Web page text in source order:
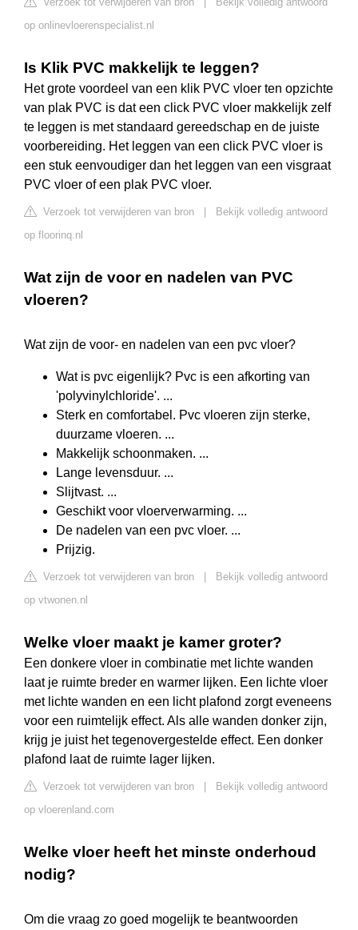
op onlinevloerenspecialist.nl
Is Klik PVC makkelijk te leggen?
Het grote voordeel van een klik PVC vloer ten opzichte
van plak PVC is dat een click PVC vloer makkelijk zelf
te leggen is met standaard gereedschap en de juiste
voorbereiding. Het leggen van een click PVC vloer is
een stuk eenvoudiger dan het leggen van een visgraat
PVC vloer of een plak PVC vloer.
Verzoek tot verwijderen van bron | Bekijk volledig antwoord
op floorinq.nl
Wat zijn de voor en nadelen van PVC
vloeren?
Wat zijn de voor- en nadelen van een pvc vloer?
Wat is pvc eigenlijk? Pvc is een afkorting van
'polyvinylchloride'. ...
Sterk en comfortabel. Pvc vloeren zijn sterke,
duurzame vloeren. ...
Makkelijk schoonmaken. ...
Lange levensduur. ...
Slijtvast. ...
Geschikt voor vloerverwarming. ...
De nadelen van een pvc vloer. ...
Prijzig.
Verzoek tot verwijderen van bron | Bekijk volledig antwoord
op vtwonen.nl
Welke vloer maakt je kamer groter?
Een donkere vloer in combinatie met lichte wanden
laat je ruimte breder en warmer lijken. Een lichte vloer
met lichte wanden en een licht plafond zorgt eveneens
voor een ruimtelijk effect. Als alle wanden donker zijn,
krijg je juist het tegenovergestelde effect. Een donker
plafond laat de ruimte lager lijken.
Verzoek tot verwijderen van bron | Bekijk volledig antwoord
op vloerenland.com
Welke vloer heeft het minste onderhoud
nodig?
Om die vraag zo goed mogelijk te beantwoorden